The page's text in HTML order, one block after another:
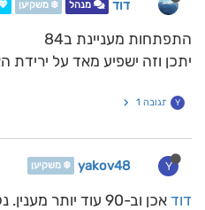
דוד מנהל ❄️ משקיען
התפתחות מעניינת ב84
יתכן וזה ישפיע מאד על
Y תגובה 1
Y
yakov48 ❄️ משקיען
דוד
אכן וב-90 עוד